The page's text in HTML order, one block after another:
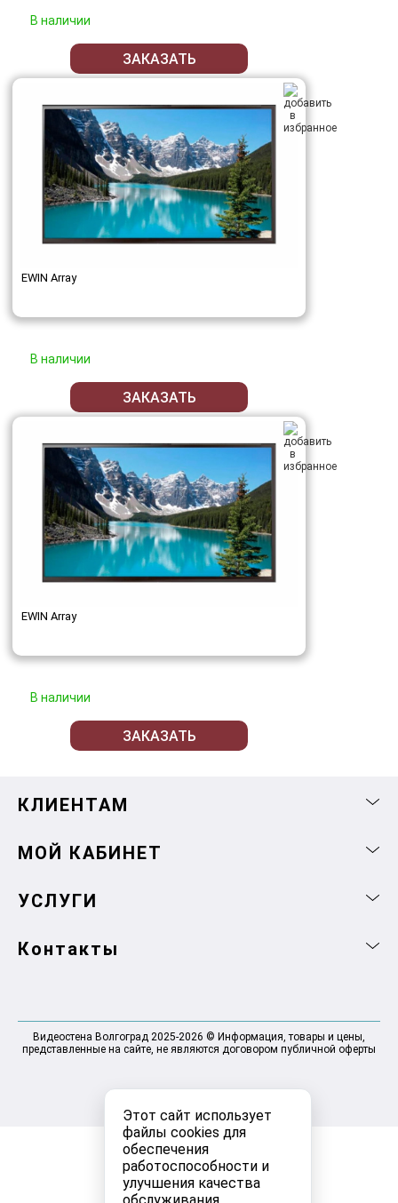
Этот сайт использует
файлы cookies для
обеспечения
работоспособности и
улучшения качества
В наличии
ЗАКАЗАТЬ
EWIN Array
В наличии
ЗАКАЗАТЬ
EWIN Array
В наличии
ЗАКАЗАТЬ
КЛИЕНТАМ
МОЙ КАБИНЕТ
УСЛУГИ
Контакты
Видеостена Волгоград 2025-2026 © Информация, товары и цены,
представленные на сайте, не являются договором публичной оферты